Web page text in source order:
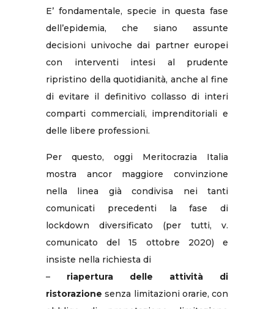
E’ fondamentale, specie in questa fase
dell’epidemia, che siano assunte
decisioni univoche dai partner europei
con interventi intesi al prudente
ripristino della quotidianità, anche al fine
di evitare il definitivo collasso di interi
comparti commerciali, imprenditoriali e
delle libere professioni.
Per questo, oggi Meritocrazia Italia
mostra ancor maggiore convinzione
nella linea già condivisa nei tanti
comunicati precedenti la fase di
lockdown diversificato (per tutti, v.
comunicato del 15 ottobre 2020) e
insiste nella richiesta di
– riapertura delle attività di
ristorazione senza limitazioni orarie, con